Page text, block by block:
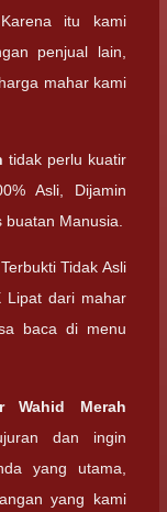
itu kami
penjual lain,
mahar kami
tidak perlu kuatir
Asli, Dijamin
Manusia.
Terbukti Tidak Asli
Lipat dari mahar
baca di menu
Wahid Merah
dan ingin
yang utama,
yang kami